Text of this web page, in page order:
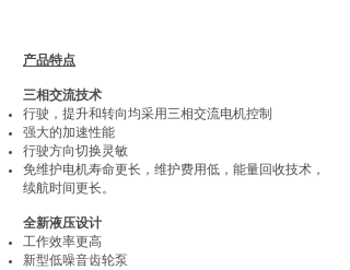
产品特点
三相交流技术
行驶，提升和转向均采用三相交流电机控制
强大的加速性能
行驶方向切换灵敏
免维护电机寿命更长，维护费用低，能量回收技术，
续航时间更长。
全新液压设计
工作效率更高
新型低噪音齿轮泵